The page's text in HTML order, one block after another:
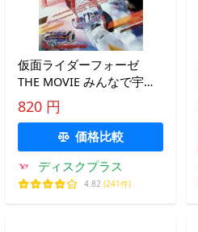
仮面ライダーフォーゼ
THE MOVIE みんなで宇宙
キターッ! コレクターズパ
ック [Blu-ray+2DVD]
820 円
価格比較
ディスクプラス
4.82 (241件)